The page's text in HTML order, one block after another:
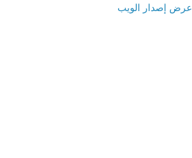
عرض إصدار الويب